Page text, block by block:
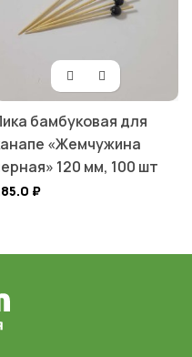
бамбуковая для
«Жемчужина
120 мм, 100 шт
₽